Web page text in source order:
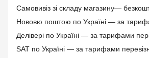
Самовивіз зі складу магазину—
Нововю поштою по Україні — за
Делівері по Україні — за тарифами
SAT по Україні — за тарифами